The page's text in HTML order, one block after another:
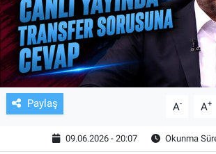
Paylaş A- A+
09.06.2026 - 20:07 Okunma
GENEL
KÜLTÜR SANAT
ASAYİŞ
EKONOMİ